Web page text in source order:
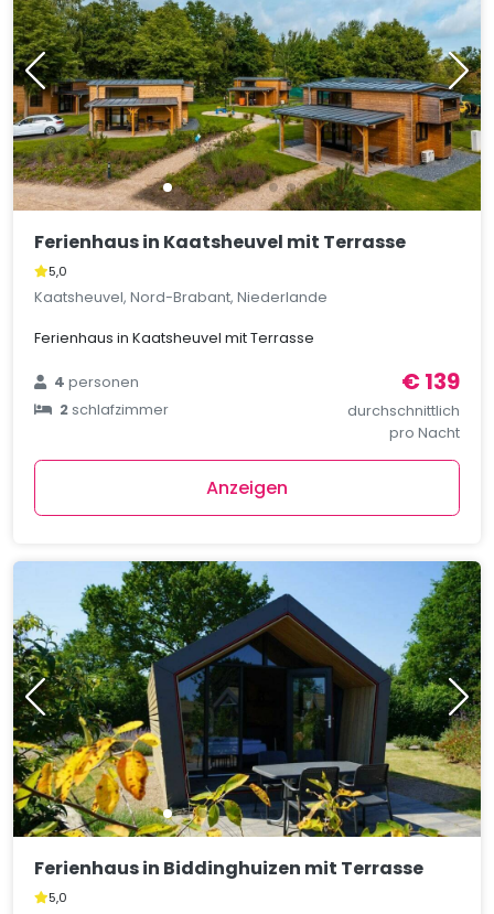
Ferienhaus in Kaatsheuvel mit Terrasse
5,0
Kaatsheuvel, Nord-Brabant, Niederlande
Ferienhaus in Kaatsheuvel mit Terrasse
4personen
2schlafzimmer
€ 139
durchschnittlich
pro Nacht
Anzeigen
Ferienhaus in Biddinghuizen mit Terrasse
5,0